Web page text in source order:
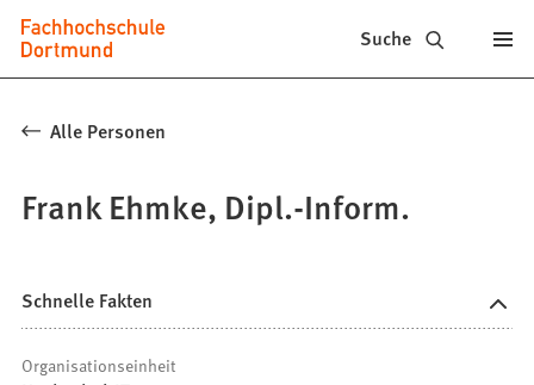
Inhalt anspringen
Fachhochschule
Dortmund
-
Studiengänge,
Suche
Alle Personen
Frank Ehmke, Dipl.-Inform.
Schnelle Fakten
Organisationseinheit